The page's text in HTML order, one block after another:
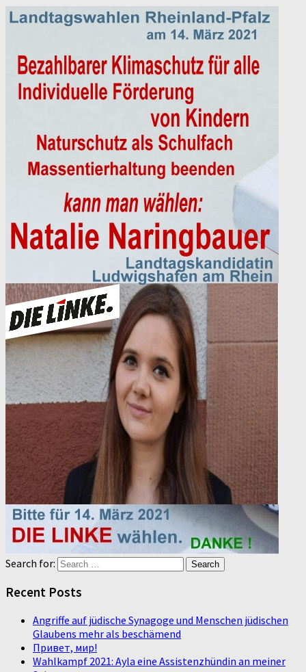
Search for:
Recent Posts
Angriffe auf jüdische Synagoge und Menschen jüdischen
Glaubens mehr als beschämend
Привет, мир!
Wahlkampf 2021: Ayla eine Assistenzhündin an meiner